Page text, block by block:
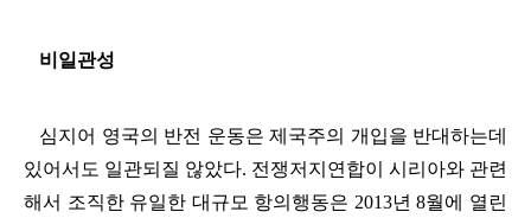
비일관성
심지어 영국의 반전 운동은 제국주의 개입을 반대하는데
있어서도 일관되질 않았다. 전쟁저지연합이 시리아와 관련
해서 조직한 유일한 대규모 항의행동은 2013년8월에 열린